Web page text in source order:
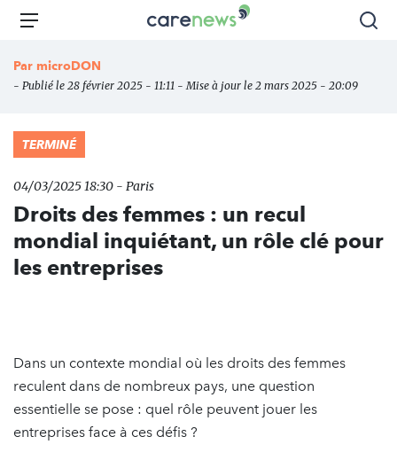
Aller
principal
Carenews,
des
Menu
Par microDON
- Publié le 28 février 2025 - 11:11 - Mise à jour le 2 mars 2025 - 20:09
TERMINÉ
04/03/2025 18:30 - Paris
Droits des femmes : un recul
mondial inquiétant, un rôle clé pour
les entreprises
Dans un contexte mondial où les droits des femmes
reculent dans de nombreux pays, une question
essentielle se pose : quel rôle peuvent jouer les
entreprises face à ces défis ?